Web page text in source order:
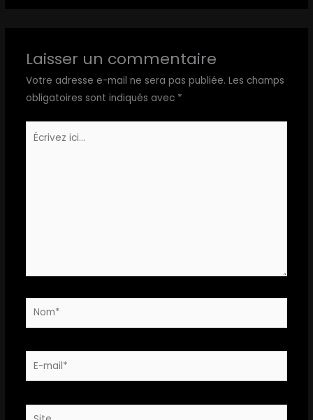
Laisser un commentaire
Votre adresse e-mail ne sera pas publiée. Les champs
obligatoires sont indiqués avec *
Écrivez
Nom*
E-
Site